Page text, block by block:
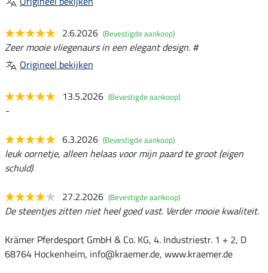
2.6.2026 (Bevestigde aankoop)
Zeer mooie vliegenaurs in een elegant design. #
Origineel bekijken
13.5.2026 (Bevestigde aankoop)
-
6.3.2026 (Bevestigde aankoop)
leuk oornetje, alleen helaas voor mijn paard te groot (eigen
schuld)
27.2.2026 (Bevestigde aankoop)
De steentjes zitten niet heel goed vast. Verder mooie kwaliteit.
Krämer Pferdesport GmbH & Co. KG, 4. Industriestr. 1 + 2, D
68764 Hockenheim, info@kraemer.de, www.kraemer.de